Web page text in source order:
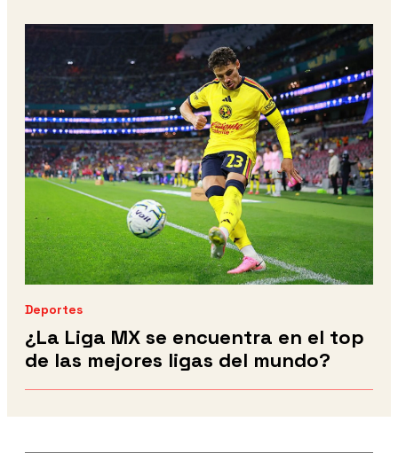
Deportes
¿La Liga MX se encuentra en el top
de las mejores ligas del mundo?